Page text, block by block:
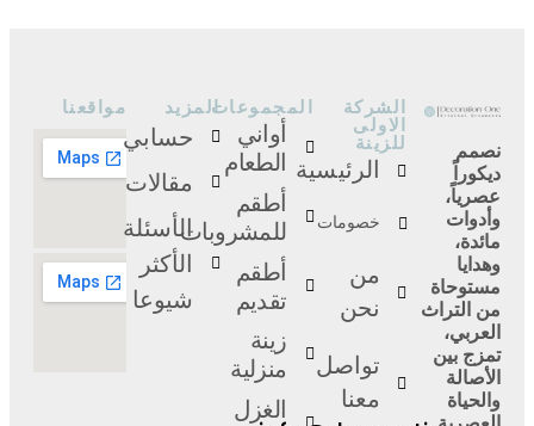
نصمم
ديكوراً
عصرياً،
وأدوات
مائدة،
وهدايا
مستوحاة
من التراث
العربي،
تمزج بين
الأصالة
والحياة
مواقعنا
الشركة
الاولى
للزينة
الرئيسية
خصومات
من
نحن
تواصل
معنا
المجموعات
أواني
الطعام
أطقم
للمشروبات
أطقم
تقديم
زينة
منزلية
الغزل
المزيد
حسابي
مقالات
الأسئلة
الأكثر
شيوعا